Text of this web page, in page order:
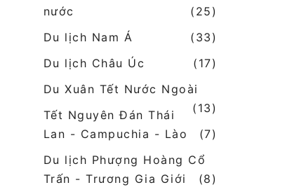
nước
(25)
Du lịch Nam Á
(33)
Du lịch Châu Úc
(17)
Du Xuân Tết Nước Ngoài
(13)
Tết Nguyên Đán Thái
Lan - Campuchia - Lào
(7)
Du lịch Phượng Hoàng Cổ
Trấn - Trương Gia Giới
(8)